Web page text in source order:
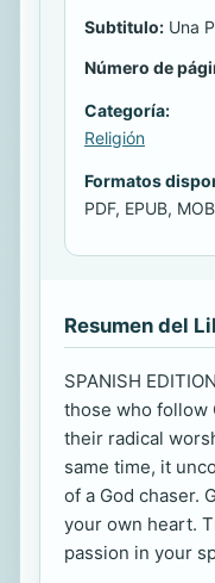
Subtitulo: Una
Número de
Categoría:
Religión
Formatos
PDF, EPUB,
Resumen del
SPANISH
those who follow
their radical
same time, it
of a God chaser.
your own heart.
passion in your